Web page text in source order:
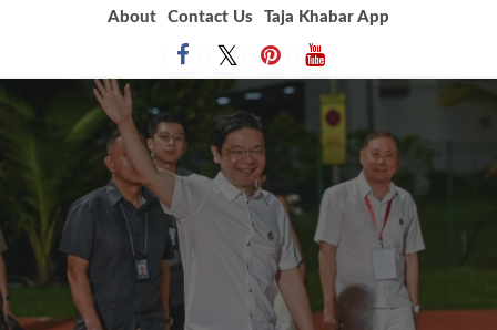
About Contact Us Taja Khabar App